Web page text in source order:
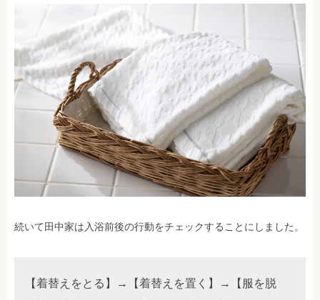
続いて田中家は入浴前後の行動をチェックすることにしました。
【着替えをとる】→【着替えを置く】→【服を脱